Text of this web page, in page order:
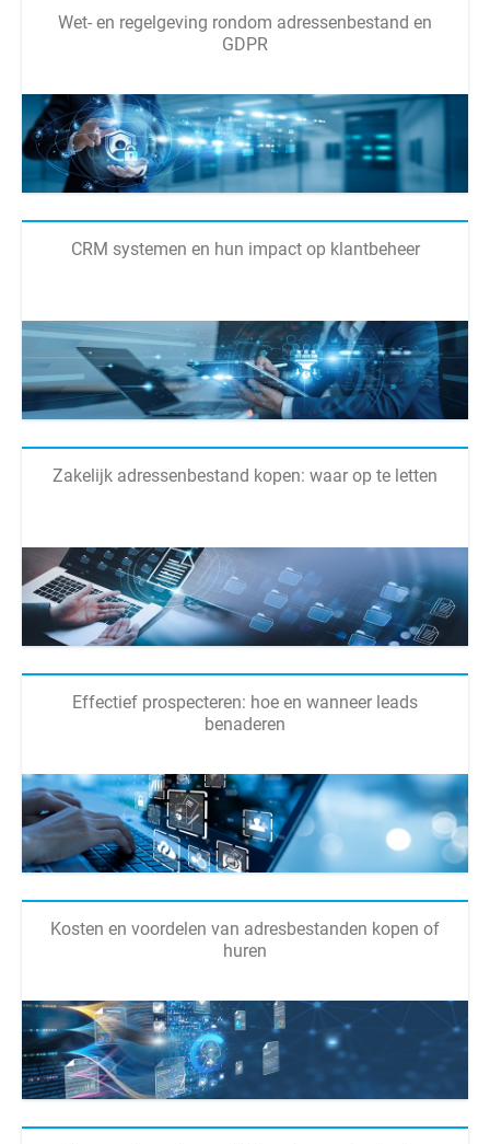
Wet- en regelgeving rondom adressenbestand en
GDPR
CRM systemen en hun impact op klantbeheer
Zakelijk adressenbestand kopen: waar op te letten
Effectief prospecteren: hoe en wanneer leads
benaderen
Kosten en voordelen van adresbestanden kopen of
huren